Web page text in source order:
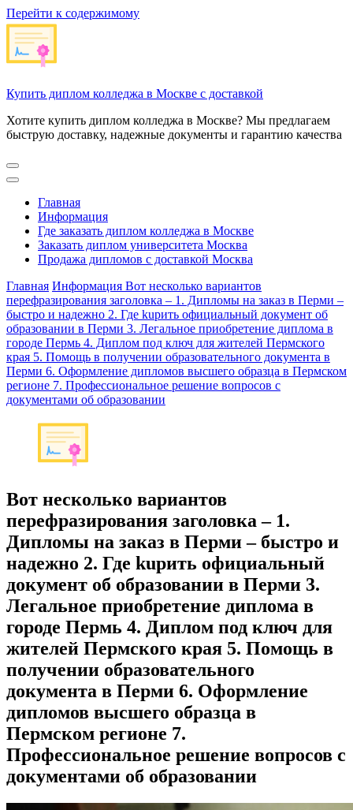
Перейти к содержимому
Купить диплом колледжа в Москве с доставкой
Хотите купить диплом колледжа в Москве? Мы предлагаем
быструю доставку, надежные документы и гарантию качества
Главная
Информация
Где заказать диплом колледжа в Москве
Заказать диплом университета Москва
Продажа дипломов с доставкой Москва
Главная Информация Вот несколько вариантов
перефразирования заголовка – 1. Дипломы на заказ в Перми –
быстро и надежно 2. Где kupить официальный документ об
образовании в Перми 3. Легальное приобретение диплома в
городе Пермь 4. Диплом под ключ для жителей Пермского
края 5. Помощь в получении образовательного документа в
Перми 6. Оформление дипломов высшего образца в Пермском
регионе 7. Профессиональное решение вопросов с
документами об образовании
Вот несколько вариантов
перефразирования заголовка – 1.
Дипломы на заказ в Перми – быстро и
надежно 2. Где kupить официальный
документ об образовании в Перми 3.
Легальное приобретение диплома в
городе Пермь 4. Диплом под ключ для
жителей Пермского края 5. Помощь в
получении образовательного
документа в Перми 6. Оформление
дипломов высшего образца в
Пермском регионе 7.
Профессиональное решение вопросов с
документами об образовании